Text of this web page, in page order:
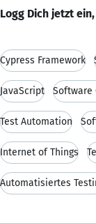
Logg Dich jetzt
Cypress Framework
JavaScript Software
Test Automation
Internet of Things
Automatisiertes